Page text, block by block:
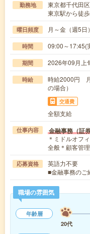
勤務地
東京都千代田区
東京駅から徒
曜日頻度 月～金（週5
時間 09:00～
期間 2026年09月上
時給
時給2000円
の場合）
交通費
全額支給
仕事内容 金融事務（証
＊ミドルオフ
全般＊顧客管
応募資格
英語力不要
■金融事務のご
職場の雰囲気
年齢層
20代